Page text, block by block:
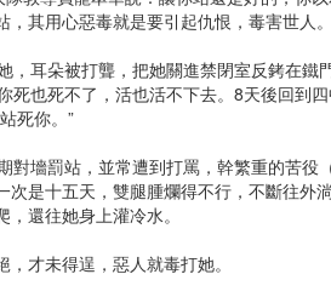
其用心惡毒就是要引起仇恨，毒害世人。
，耳朵被打聾，把她關進禁閉室反銬在鐵
也死不了，活也活不下去。8天後回到四
死你。”
對墻罰站，並常遭到打罵，幹繁重的苦役
是十五天，雙腿腫爛得不行，不斷往外
還往她身上灌冷水。
才未得逞，惡人就毒打她。